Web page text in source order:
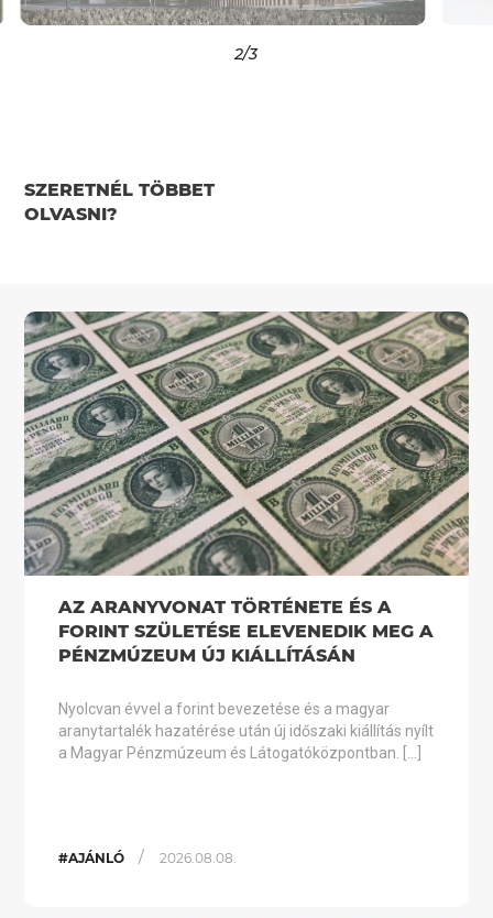
2/3
SZERETNÉL TÖBBET
OLVASNI?
AZ ARANYVONAT TÖRTÉNETE ÉS A
FORINT SZÜLETÉSE ELEVENEDIK MEG A
PÉNZMÚZEUM ÚJ KIÁLLÍTÁSÁN
Nyolcvan évvel a forint bevezetése és a magyar
aranytartalék hazatérése után új időszaki kiállítás nyílt
a Magyar Pénzmúzeum és Látogatóközpontban. […]
#AJÁNLÓ / 2026.08.08.